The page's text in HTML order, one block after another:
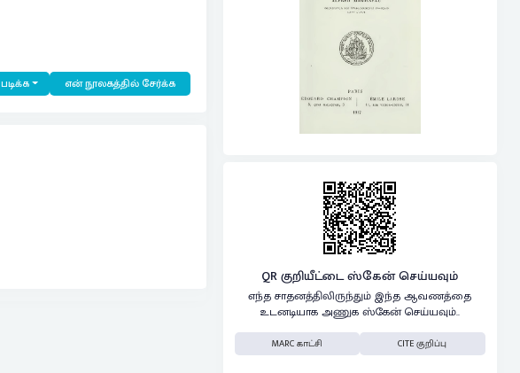
படிக்க என் நூலகத்தில் சேர்க்க
QR குறியீட்டை ஸ்கேன் செய்யவும்
எந்த சாதனத்திலிருந்தும் இந்த ஆவணத்தை
உடனடியாக அணுக ஸ்கேன் செய்யவும்..
MARC காட்சி CITE குறிப்பு